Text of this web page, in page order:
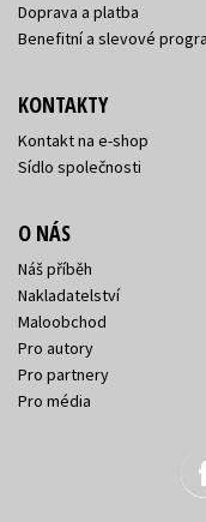
Doprava a platba
Benefitní a slevové
KONTAKTY
Kontakt na e-shop
Sídlo společnosti
O NÁS
Náš příběh
Nakladatelství
Maloobchod
Pro autory
Pro partnery
Pro média